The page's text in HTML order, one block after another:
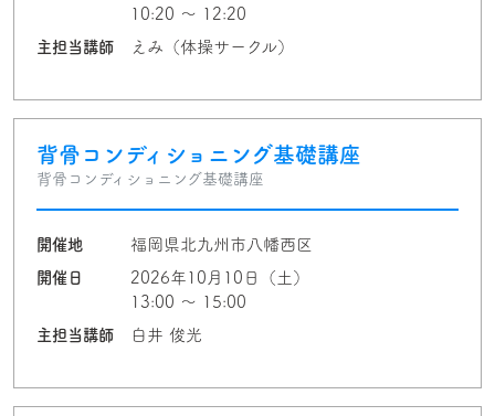
10:20 〜 12:20
主担当講師
えみ（体操サークル）
背骨コンディショニング基礎講座
背骨コンディショニング基礎講座
開催地
福岡県北九州市八幡西区
開催日
2026年10月10日（土）
13:00 〜 15:00
主担当講師
白井 俊光